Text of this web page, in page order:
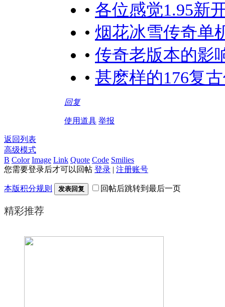
• 各位感觉1.95新
• 烟花冰雪传奇单
• 传奇老版本的影
• 甚麽样的176复
回复
使用道具 举报
返回列表
高级模式
B Color Image Link Quote Code Smilies
您需要登录后才可以回帖 登录 | 注册账号
本版积分规则 发表回复 回帖后跳转到最后一页
精彩推荐